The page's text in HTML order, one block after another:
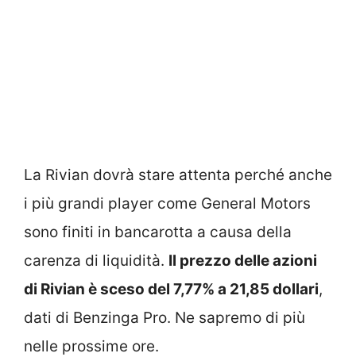
La Rivian dovrà stare attenta perché anche
i più grandi player come General Motors
sono finiti in bancarotta a causa della
carenza di liquidità. Il prezzo delle azioni
di Rivian è sceso del 7,77% a 21,85 dollari,
dati di Benzinga Pro. Ne sapremo di più
nelle prossime ore.